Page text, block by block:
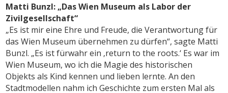
Matti Bunzl: „Das Wien Museum als Labor der
Zivilgesellschaft“
„Es ist mir eine Ehre und Freude, die Verantwortung für
das Wien Museum übernehmen zu dürfen“, sagte Matti
Bunzl. „Es ist fürwahr ein ‚return to the roots.‘ Es war im
Wien Museum, wo ich die Magie des historischen
Objekts als Kind kennen und lieben lernte. An den
Stadtmodellen nahm ich Geschichte zum ersten Mal als